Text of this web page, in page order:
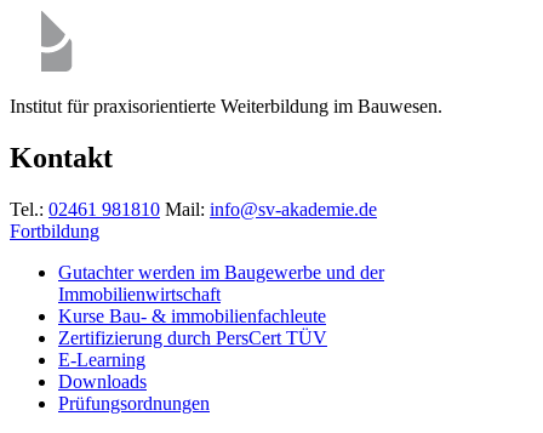
Institut für praxisorientierte Weiterbildung im Bauwesen.
Kontakt
Tel.: 02461 981810 Mail: info@sv-akademie.de
Fortbildung
Gutachter werden im Baugewerbe und der
Immobilienwirtschaft
Kurse Bau- & immobilienfachleute
Zertifizierung durch PersCert TÜV
E-Learning
Downloads
Prüfungsordnungen